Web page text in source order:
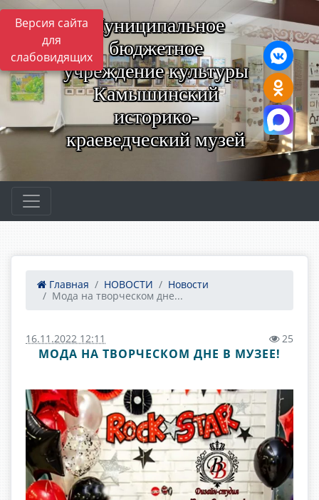
Версия сайта
для
слабовидящих
Муниципальное
бюджетное
учреждение культуры
Камышинский
историко-
краеведческий музей
Главная НОВОСТИ
Новости
Мода на творческом дне...
16.11.2022 12:11 25
МОДА НА ТВОРЧЕСКОМ ДНЕ В МУЗЕЕ!